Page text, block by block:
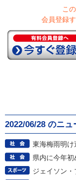
こ
会員登録
2022/06/28 のニュ
東海梅雨明け
県内に今年初
ジェイソン